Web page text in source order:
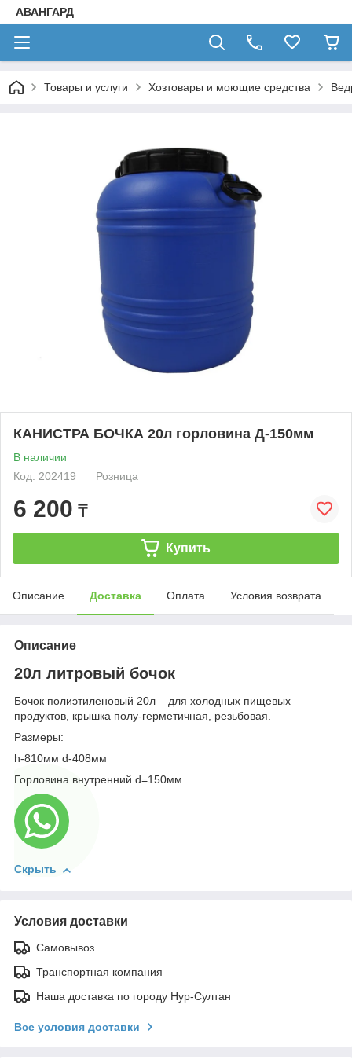
АВАНГАРД
Товары и услуги Хозтовары и моющие средства
КАНИСТРА БОЧКА 20л горловина Д-150мм
В наличии
Код: 202419
Розница
6 200 ₸
Купить
Описание Доставка Оплата Условия возврата
Описание
20л литровый бочок
Бочок полиэтиленовый 20л – для холодных пищевых
продуктов, крышка полу-герметичная, резьбовая.
Размеры:
h-810мм d-408мм
Горловина внутренний d=150мм
Скрыть
Условия доставки
Самовывоз
Транспортная компания
Наша доставка по городу Нур-Султан
Все условия доставки